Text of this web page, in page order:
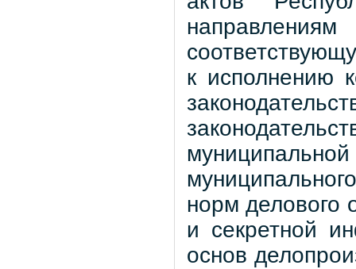
к исполнению
норм делового
и секретной
основ